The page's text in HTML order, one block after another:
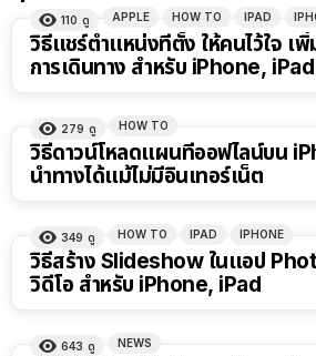
110 ดู APPLE HOW TO IPAD
วิธีแชร์ตำแหน่งที่ตั้ง ให้คนไว้ใจ เ
การเดินทาง สำหรับ iPhone, iPad
279 ดู HOW TO
วิธีดาวน์โหลดแผนที่ออฟไลน์บน
นำทางได้แม้ไม่มีอินเทอร์เน็ต
349 ดู HOW TO IPAD IPHONE
วิธีสร้าง Slideshow ในแอป
วิดีโอ สำหรับ iPhone, iPad
643 ดู NEWS